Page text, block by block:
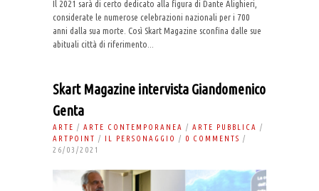
Il 2021 sarà di certo dedicato alla figura di Dante Alighieri,
considerate le numerose celebrazioni nazionali per i 700
anni dalla sua morte. Così Skart Magazine sconfina dalle sue
abituali città di riferimento...
Skart Magazine intervista Giandomenico
Genta
ARTE / ARTE CONTEMPORANEA / ARTE PUBBLICA /
ARTPOINT / IL PERSONAGGIO / 0 COMMENTS /
26/03/2021